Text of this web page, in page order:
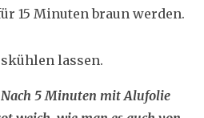
15 Minuten braun werden.
lassen.
5 Minuten mit Alufolie